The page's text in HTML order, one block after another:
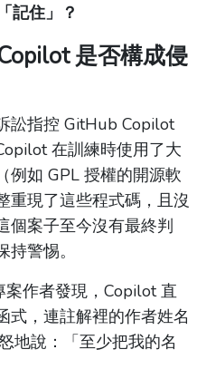
記住」？
是否構成侵
訟指控 GitHub Copilot
在訓練時使用了大
例如 GPL 授權的開源軟
重現了這些程式碼，且沒
個案子至今沒有最終判
警惕。
作者發現，Copilot 直
式，連註解裡的作者姓名
地說：「至少把我的名